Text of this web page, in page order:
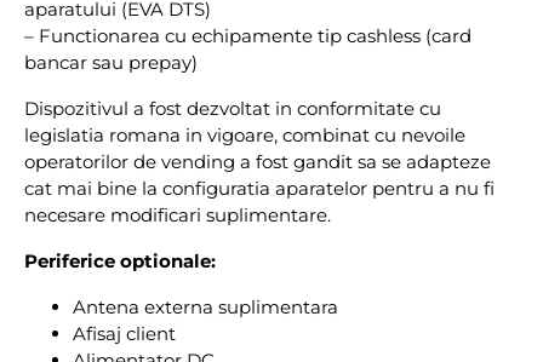
aparatului (EVA DTS)
– Functionarea cu echipamente tip cashless (card
bancar sau prepay)
Dispozitivul a fost dezvoltat in conformitate cu
legislatia romana in vigoare, combinat cu nevoile
operatorilor de vending a fost gandit sa se adapteze
cat mai bine la configuratia aparatelor pentru a nu fi
necesare modificari suplimentare.
Periferice optionale:
Antena externa suplimentara
Afisaj client